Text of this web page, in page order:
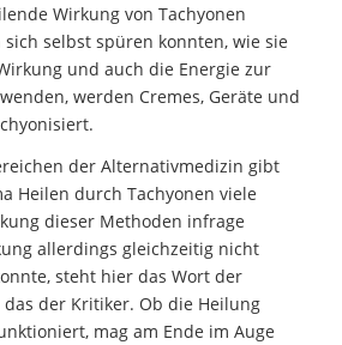
Wirkung von Tachyonen
selbst spüren konnten, wie sie
und auch die Energie zur
werden Cremes, Geräte und
der Alternativmedizin gibt
Heilen durch Tachyonen viele
dieser Methoden infrage
allerdings gleichzeitig nicht
steht hier das Wort der
der Kritiker. Ob die Heilung
mag am Ende im Auge